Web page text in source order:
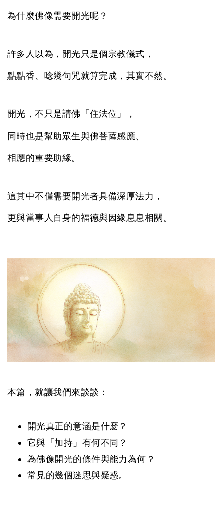
為什麼佛像需要開光呢？
許多人以為，開光只是個宗教儀式，
點點香、唸幾句咒就算完成，其實不然。
開光，不只是請佛「住法位」，
同時也是幫助眾生與佛菩薩感應、
相應的重要助緣。
這其中不僅需要開光者具備深厚法力，
更與當事人自身的福德與因緣息息相關。
本篇，就讓我們來談談：
開光真正的意涵是什麼？
它與「加持」有何不同？
為佛像開光的條件與能力為何？
常見的幾個迷思與疑惑。